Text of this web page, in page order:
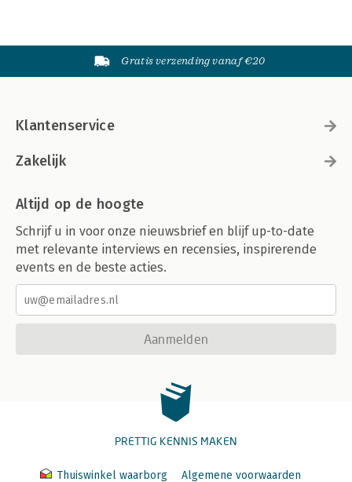
Gratis verzending vanaf €20
Klantenservice
Zakelijk
Altijd op de hoogte
Schrijf u in voor onze nieuwsbrief en blijf up-to-date
met relevante interviews en recensies, inspirerende
events en de beste acties.
Aanmelden
PRETTIG KENNIS MAKEN
Thuiswinkel waarborg Algemene voorwaarden